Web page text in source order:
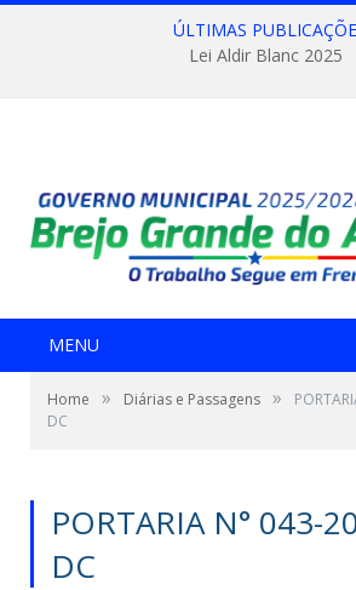
ÚLTIMAS
Lei Aldir Blanc 2025
MENU
Home » Diárias e Passagens »
DC
PORTARIA N° 043-
DC